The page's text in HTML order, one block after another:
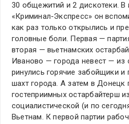
30 общежитий и 2 дискотеки. В
«Криминал-Экспресс» он
как раз только открылись и
головные боли. Первая —
вторая — вьетнамских
Иваново — города невест — из
ринулись горячие забойщики и
шахт города. А затем в Донецк
гостеприимных остарбайтерш
социалистической (и по
Вьетнам. К первой партии